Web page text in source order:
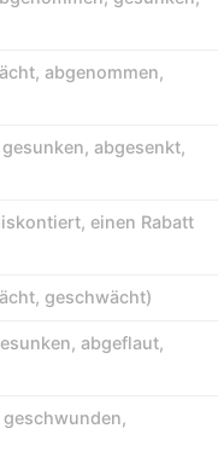
, abgenommen,
gesunken, abgesenkt,
, einen Rabatt
, geschwächt)
, abgeflaut,
geschwunden,